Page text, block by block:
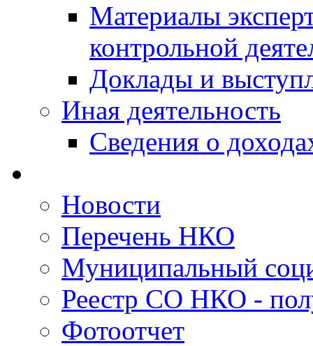
Материалы
контрольной
Доклады и
Иная деятельность
Сведения о
Новости
Перечень НКО
Муниципальный
Реестр СО НКО -
Фотоотчет